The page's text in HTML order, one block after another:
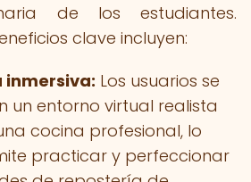
de los estudiantes.
clave incluyen:
inmersiva: Los usuarios se
un entorno virtual realista
cocina profesional, lo
practicar y perfeccionar